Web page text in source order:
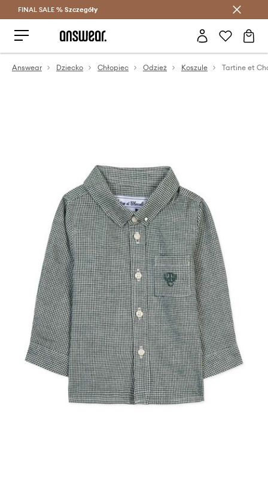
Oszczędzaj z Answear Club >
FINAL SALE % Szczegóły
Answear Dziecko Chłopiec Odzież Koszule